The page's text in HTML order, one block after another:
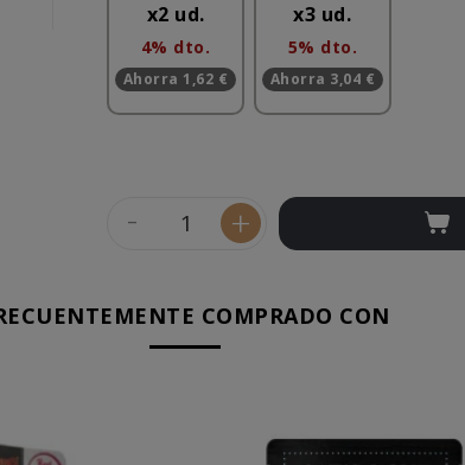
x2 ud.
4% dto.
Ahorra 1,62 €
x3 ud.
5% dto.
Ahorra 3,04 €
- +
COMPRADO CON